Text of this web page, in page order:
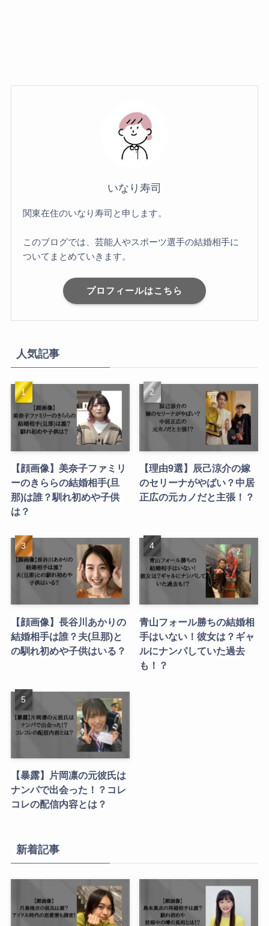
いなり寿司
関東在住のいなり寿司と申します。
このブログでは、芸能人やスポーツ選手の結婚相手に
ついてまとめていきます。
プロフィールはこちら
人気記事
【顔画像】美奈子ファミリ
ーのきららの結婚相手(旦
那)は誰？馴れ初めや子供
は？
【理由9選】辰己涼介の嫁
のセリーナがやばい？中居
正広の元カノだと主張！？
【顔画像】長谷川あかりの
結婚相手は誰？夫(旦那)と
の馴れ初めや子供はいる？
青山フォール勝ちの結婚相
手はいない！彼女は？ギャ
ルにナンパしていた過去
も！？
【暴露】片岡凛の元彼氏は
ナンパで出会った！？コレ
コレの配信内容とは？
新着記事